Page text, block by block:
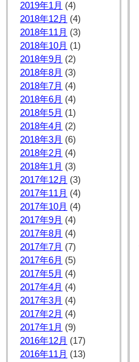
2019年1月 (4)
2018年12月 (4)
2018年11月 (3)
2018年10月 (1)
2018年9月 (2)
2018年8月 (3)
2018年7月 (4)
2018年6月 (4)
2018年5月 (1)
2018年4月 (2)
2018年3月 (6)
2018年2月 (4)
2018年1月 (3)
2017年12月 (3)
2017年11月 (4)
2017年10月 (4)
2017年9月 (4)
2017年8月 (4)
2017年7月 (7)
2017年6月 (5)
2017年5月 (4)
2017年4月 (4)
2017年3月 (4)
2017年2月 (4)
2017年1月 (9)
2016年12月 (17)
2016年11月 (13)